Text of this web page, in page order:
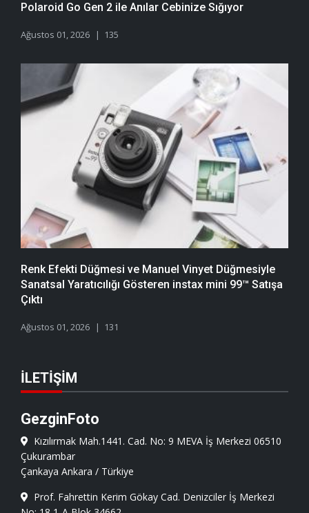
Polaroid Go Gen 2 ile Anılar Cebinize Sığıyor
Ağustos 01, 2026 135
Renk Efekti Düğmesi ve Manuel Vinyet Düğmesiyle
Sanatsal Yaratıcılığı Gösteren instax mini 99™ Satışa
Çıktı
Ağustos 01, 2026 131
İLETIŞIM
GezginFoto
Kızılırmak Mah.1441. Cad. No: 9 MEVA İş Merkezi 06510
Çukurambar
Çankaya Ankara / Türkiye
Prof. Fahrettin Kerim Gökay Cad. Denizciler İş Merkezi